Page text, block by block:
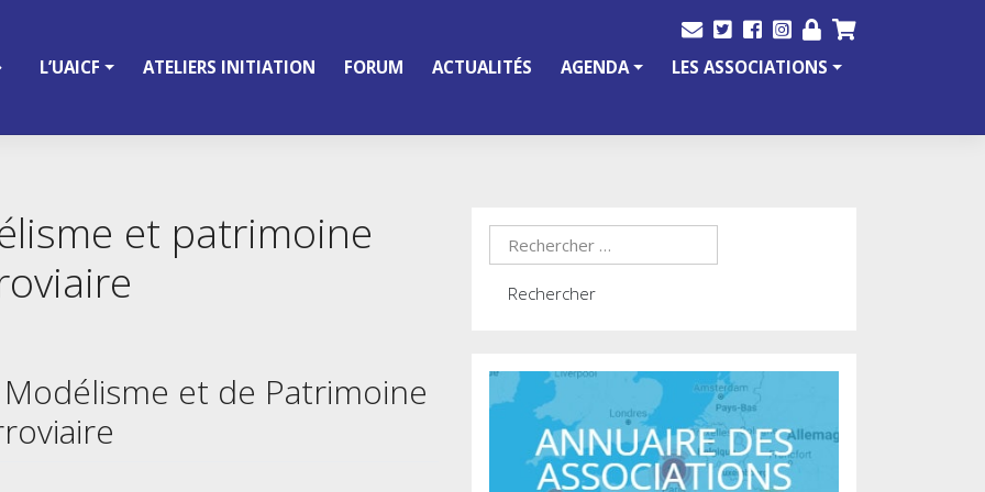
L’UAICF ATELIERS INITIATION FORUM ACTUALITÉS AGENDA LES ASSOCIATIONS
et patrimoine
et de Patrimoine